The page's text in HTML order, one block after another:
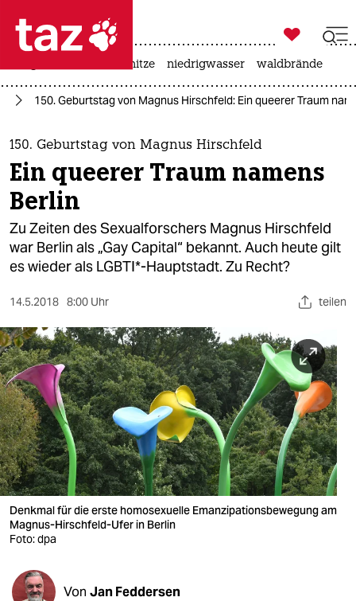
 taz zahl ich
taz zahl ich
themen
politik
öko
gesellschaft
sport
berlin
nord
wahrheit
verlag
verlag
veranstaltungen
fragen & hilfe

taz zahl ich
hitze niedrigwasser waldbrände
150. Geburtstag von Magnus Hirschfeld: Ein queerer Traum
150. Geburtstag von Magnus Hirschfeld
Ein queerer Traum namens
Berlin
Zu Zeiten des Sexualforschers Magnus Hirschfeld
war Berlin als „Gay Capital“ bekannt. Auch heute gilt
es wieder als LGBTI*-Hauptstadt. Zu Recht?
14.5.2018 8:00 Uhr teilen
Denkmal für die erste homosexuelle Emanzipationsbewegung am
Magnus-Hirschfeld-Ufer in Berlin
Foto: dpa
Von Jan Feddersen